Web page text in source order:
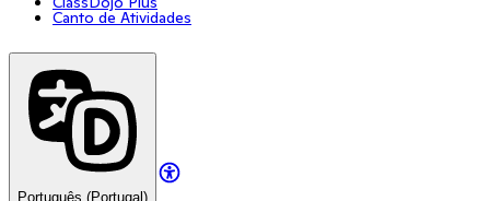
Canto de Atividades
Português (Portugal)